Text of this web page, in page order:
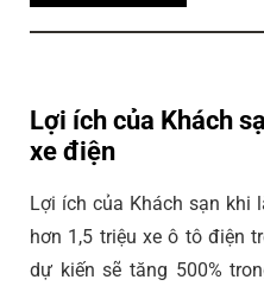
Lợi ích của Khách
xe điện
Lợi ích của Khách sạn khi
hơn 1,5 triệu xe ô tô điện
dự kiến ​​sẽ tăng 500%